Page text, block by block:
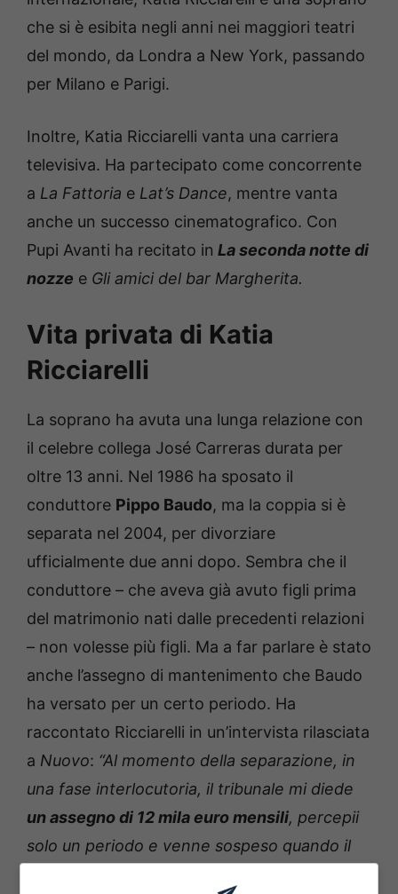
che si è esibita negli anni nei maggiori teatri
del mondo, da Londra a New York, passando
per Milano e Parigi.
Inoltre, Katia Ricciarelli vanta una carriera
televisiva. Ha partecipato come concorrente
a La Fattoria e Lat’s Dance, mentre vanta
anche un successo cinematografico. Con
Pupi Avanti ha recitato in La seconda notte di
nozze e Gli amici del bar Margherita.
Vita privata di Katia
Ricciarelli
La soprano ha avuta una lunga relazione con
il celebre collega José Carreras durata per
oltre 13 anni. Nel 1986 ha sposato il
conduttore Pippo Baudo, ma la coppia si è
separata nel 2004, per divorziare
ufficialmente due anni dopo. Sembra che il
conduttore – che aveva già avuto figli prima
del matrimonio nati dalle precedenti relazioni
– non volesse più figli. Ma a far parlare è stato
anche l’assegno di mantenimento che Baudo
ha versato per un certo periodo. Ha
raccontato Ricciarelli in un’intervista rilasciata
a Nuovo: “Al momento della separazione, in
una fase interlocutoria, il tribunale mi diede
un assegno di 12 mila euro mensili, percepii
solo un periodo e venne sospeso quando il